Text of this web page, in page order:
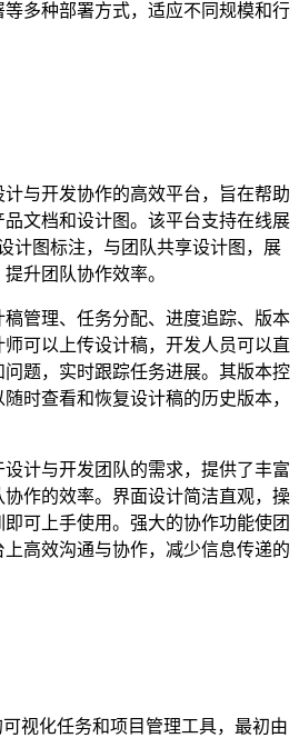
多种部署方式，适应不同规模和行
与开发协作的高效平台，旨在帮助
文档和设计图。该平台支持在线展
计图标注，与团队共享设计图，展
升团队协作效率。
管理、任务分配、进度追踪、版本
可以上传设计稿，开发人员可以直
题，实时跟踪任务进展。其版本控
时查看和恢复设计稿的历史版本，
计与开发团队的需求，提供了丰富
作的效率。界面设计简洁直观，操
可上手使用。强大的协作功能使团
高效沟通与协作，减少信息传递的
可视化任务和项目管理工具，最初由